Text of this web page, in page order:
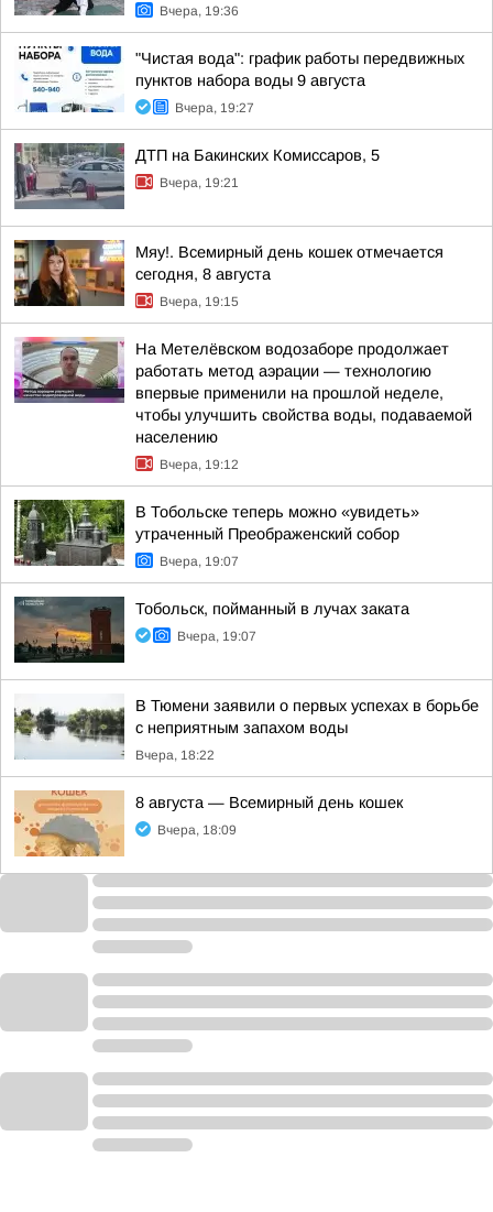
Вчера, 19:36
"Чистая вода": график работы передвижных
пунктов набора воды 9 августа
Вчера, 19:27
ДТП на Бакинских Комиссаров, 5
Вчера, 19:21
Мяу!. Всемирный день кошек отмечается
сегодня, 8 августа
Вчера, 19:15
На Метелёвском водозаборе продолжает
работать метод аэрации — технологию
впервые применили на прошлой неделе,
чтобы улучшить свойства воды, подаваемой
населению
Вчера, 19:12
В Тобольске теперь можно «увидеть»
утраченный Преображенский собор
Вчера, 19:07
Тобольск, пойманный в лучах заката
Вчера, 19:07
В Тюмени заявили о первых успехах в борьбе
с неприятным запахом воды
Вчера, 18:22
8 августа — Всемирный день кошек
Вчера, 18:09